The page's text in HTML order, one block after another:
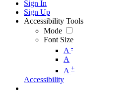
Sign In
Sign Up
Accessibility Tools
Mode
Font Size
A -
A
A +
Accessibility